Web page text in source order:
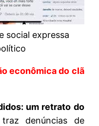
social expressa
econômica do clã
um retrato do
traz denúncias de